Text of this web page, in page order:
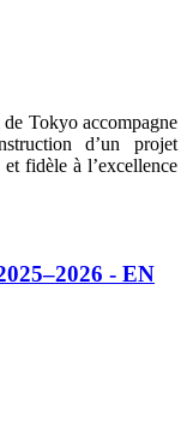
Tokyo accompagne
d’un projet
fidèle à l’excellence
- EN